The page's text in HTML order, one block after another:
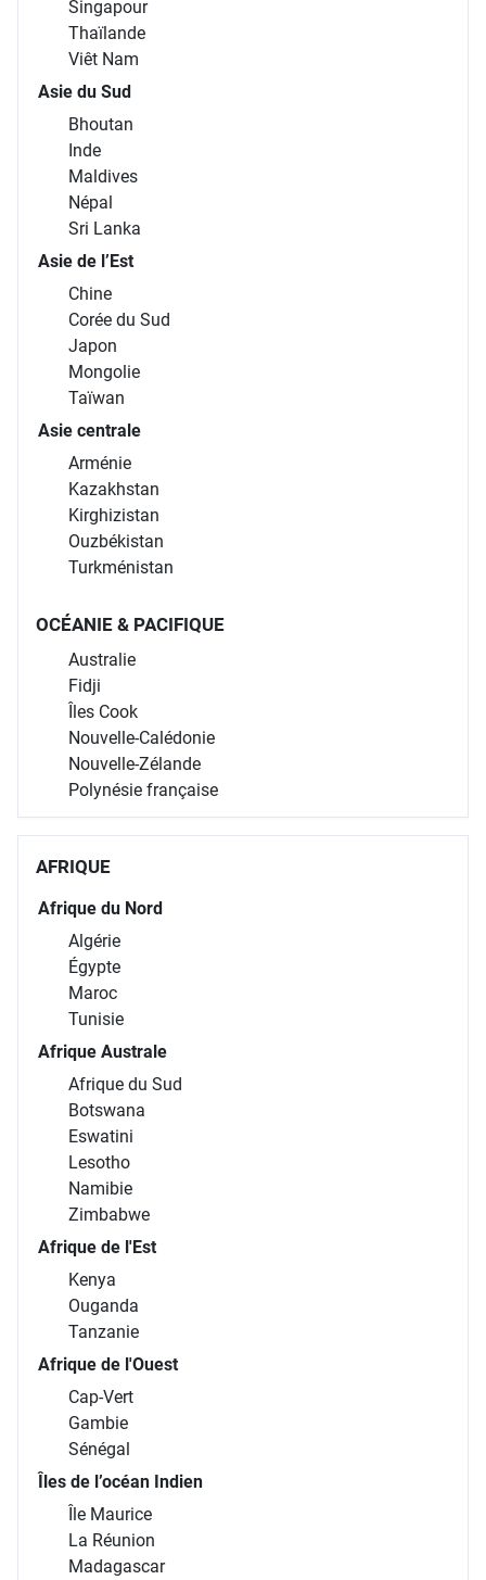
Singapour
Thaïlande
Viêt Nam
Asie du Sud
Bhoutan
Inde
Maldives
Népal
Sri Lanka
Asie de l’Est
Chine
Corée du Sud
Japon
Mongolie
Taïwan
Asie centrale
Arménie
Kazakhstan
Kirghizistan
Ouzbékistan
Turkménistan
OCÉANIE & PACIFIQUE
Australie
Fidji
Îles Cook
Nouvelle-Calédonie
Nouvelle-Zélande
Polynésie française
AFRIQUE
Afrique du Nord
Algérie
Égypte
Maroc
Tunisie
Afrique Australe
Afrique du Sud
Botswana
Eswatini
Lesotho
Namibie
Zimbabwe
Afrique de l'Est
Kenya
Ouganda
Tanzanie
Afrique de l'Ouest
Cap-Vert
Gambie
Sénégal
Îles de l’océan Indien
Île Maurice
La Réunion
Madagascar